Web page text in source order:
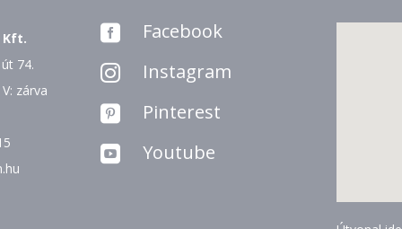
Kft.
74.
zárva
 Facebook
 Instagram
 Pinterest
 Youtube